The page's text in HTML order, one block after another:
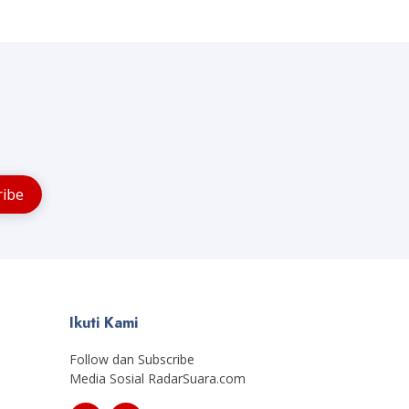
Ikuti Kami
Follow dan Subscribe
Media Sosial RadarSuara.com